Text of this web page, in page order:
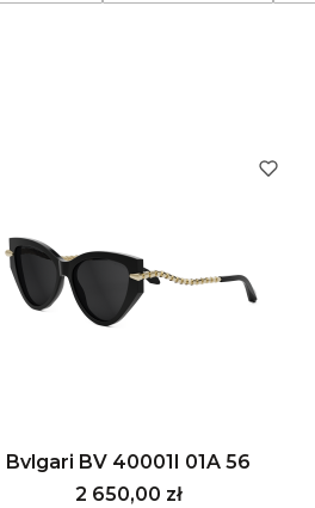
Bvlgari BV 40001I 01A 56
Cena
2 650,00 zł